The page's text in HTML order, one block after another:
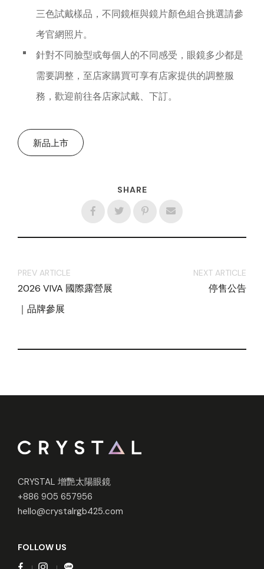
三色試戴樣品，不同鏡框與鏡片顏色組合挑選請參
考官網照片。
針對不同臉型或每個人的不同感受，眼鏡多少都是
需要調整，至店家購買可享有店家提供的調整服
務，歡迎前往各店家試戴、下訂。
新品上市
SHARE
PREV ARTICLE
2026 VIVA 國際露營展
｜品牌參展
NEXT ARTICLE
停售公告
CRYSTAL 增艷太陽眼鏡
+886 905 657956
hello@crystalrgb425.com
FOLLOW US